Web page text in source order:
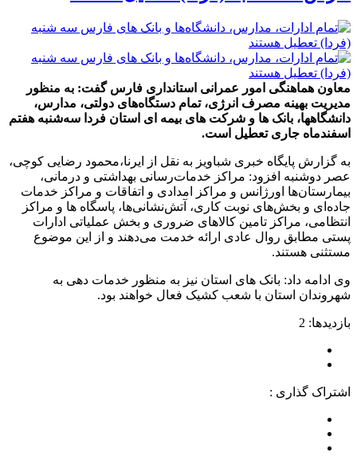
معاون هماهنگی امور عمرانی استانداری فارس گفت: به منظور
مدیریت بهینه مصرف انرژی، تمام دستگاه‌های دولتی، مدارس،
دانشگاهها، بانک ها و شرکت های بیمه ای استان فردا سه‌شنبه هفتم
اسفندماه جاری تعطیل است.
به گزارش پایگاه خبری شباویز به نقل از ایرنا،محمود رضایی کوچی،
عصر دوشنبه افزود: مراکز خدمات‌رسانی بهداشتی و درمانی،
بیمارستان‌ها اورژانس و مراکز امدادی و اتفاقات و مراکز خدمات
جاده‌ای و بخش‌های نوبت‌ کاری، آتش‌نشانی‌ها، پاسگاه ها و مراکز
انتظامی، مراکز تامین کالاهای ضروری و بخش عملیاتی ادارات
پستی مطابق روال عادی ارائه خدمت می‌دهند و از این موضوع
مستثنی هستند.
وی ادامه داد: بانک های استان نیز به منظور خدمات دهی به
شهروندان استان با شعب کشیک فعال خواهند بود.
بازدیدها: 2
اشتراک گذاری :